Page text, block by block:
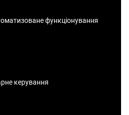
функціонування
керування